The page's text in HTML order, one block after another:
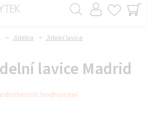
Jídelna Jídelní lavice
lavice Madrid
hodnocení